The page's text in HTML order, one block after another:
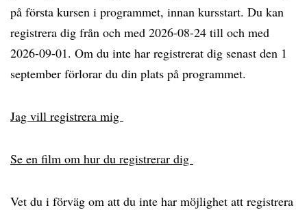
på första kursen i programmet, innan kursstart. Du kan
registrera dig från och med 2026-08-24 till och med
2026-09-01. Om du inte har registrerat dig senast den 1
september förlorar du din plats på programmet.
Jag vill registrera mig
Se en film om hur du registrerar dig
Vet du i förväg om att du inte har möjlighet att registrera